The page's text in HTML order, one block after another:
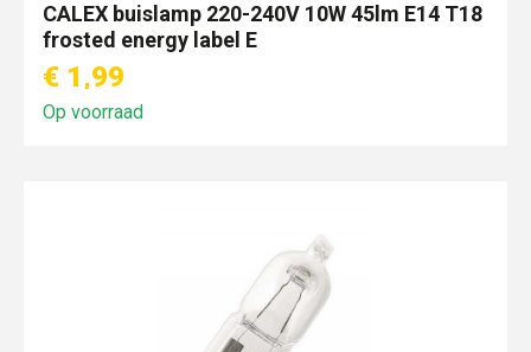
CALEX buislamp 220-240V 10W 45lm E14 T18
frosted energy label E
€ 1,99
Op voorraad